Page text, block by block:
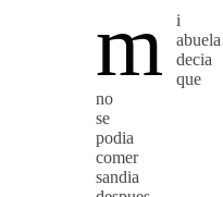
m
i
abuela
decia
que
no
se
podia
comer
sandia